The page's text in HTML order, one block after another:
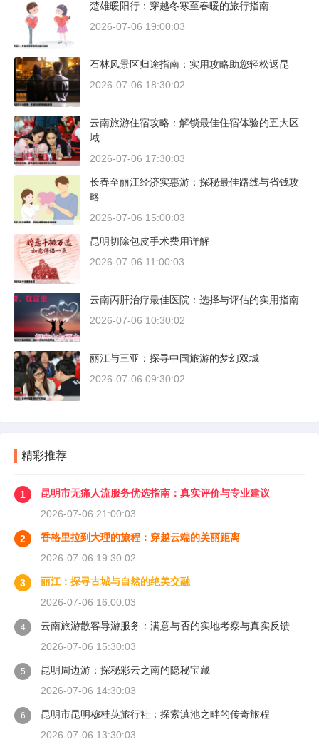
楚雄暖阳行：穿越冬寒至春暖的旅行指南
2026-07-06 19:00:03
石林风景区归途指南：实用攻略助您轻松返昆
2026-07-06 18:30:02
云南旅游住宿攻略：解锁最佳住宿体验的五大区
域
2026-07-06 17:30:03
长春至丽江经济实惠游：探秘最佳路线与省钱攻
略
2026-07-06 15:00:03
昆明切除包皮手术费用详解
2026-07-06 11:00:03
云南丙肝治疗最佳医院：选择与评估的实用指南
2026-07-06 10:30:02
丽江与三亚：探寻中国旅游的梦幻双城
2026-07-06 09:30:02
精彩推荐
1
昆明市无痛人流服务优选指南：真实评价与专业建议
2026-07-06 21:00:03
2
香格里拉到大理的旅程：穿越云端的美丽距离
2026-07-06 19:30:02
3
丽江：探寻古城与自然的绝美交融
2026-07-06 16:00:03
4
云南旅游散客导游服务：满意与否的实地考察与真实反馈
2026-07-06 15:30:03
5
昆明周边游：探秘彩云之南的隐秘宝藏
2026-07-06 14:30:03
6
昆明市昆明穆桂英旅行社：探索滇池之畔的传奇旅程
2026-07-06 13:30:03